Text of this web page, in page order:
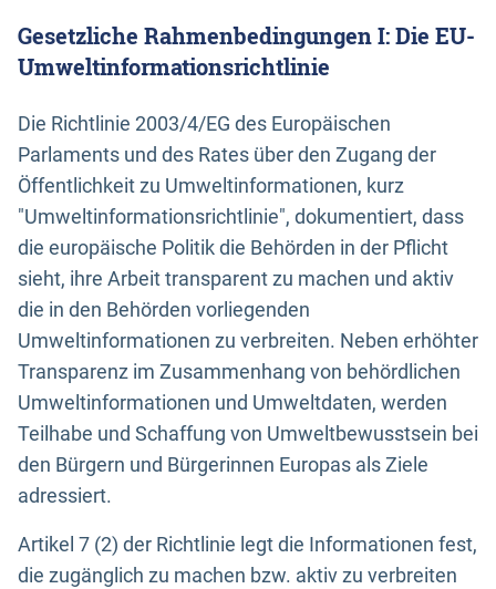
Gesetzliche Rahmenbedingungen I: Die EU-
Umweltinformationsrichtlinie
Die Richtlinie 2003/4/EG des Europäischen
Parlaments und des Rates über den Zugang der
Öffentlichkeit zu Umweltinformationen, kurz
"Umweltinformationsrichtlinie", dokumentiert, dass
die europäische Politik die Behörden in der Pflicht
sieht, ihre Arbeit transparent zu machen und aktiv
die in den Behörden vorliegenden
Umweltinformationen zu verbreiten. Neben erhöhter
Transparenz im Zusammenhang von behördlichen
Umweltinformationen und Umweltdaten, werden
Teilhabe und Schaffung von Umweltbewusstsein bei
den Bürgern und Bürgerinnen Europas als Ziele
adressiert.
Artikel 7 (2) der Richtlinie legt die Informationen fest,
die zugänglich zu machen bzw. aktiv zu verbreiten